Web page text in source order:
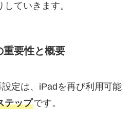
ていきます。
重要性と概要
定は、iPadを再び利用可能
テップです。